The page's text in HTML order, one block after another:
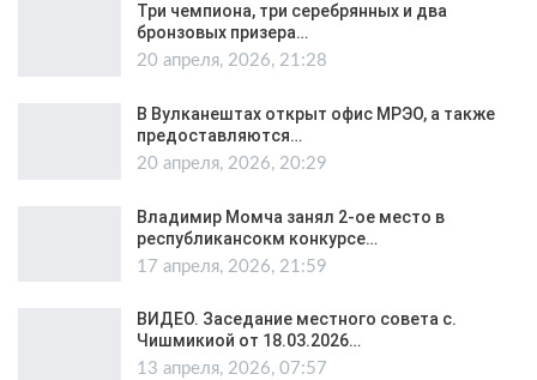
Три чемпиона, три серебрянных и два
бронзовых призера…
20 апреля, 2026, 21:28
В Вулканештах открыт офис МРЭО, а также
предоставляются…
20 апреля, 2026, 20:29
Владимир Момча занял 2-ое место в
республикансокм конкурсе…
17 апреля, 2026, 21:59
ВИДЕО. Заседание местного совета с.
Чишмикиой от 18.03.2026…
13 апреля, 2026, 07:57